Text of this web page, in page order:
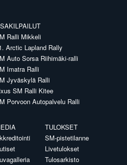
Ralli Mikkeli
Arctic Lapland Rally
Auto Sorsa Riihimäki-ralli
Imatra Ralli
Jyväskylä Ralli
SM Ralli Kitee
Porvoon Autopalvelu Ralli
TULOKSET
SM-pistetilanne
Livetulokset
Tulosarkisto